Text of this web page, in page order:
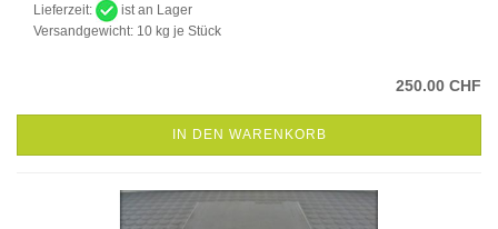
Lieferzeit:
ist an Lager
Versandgewicht: 10 kg je Stück
250.00 CHF
IN DEN WARENKORB